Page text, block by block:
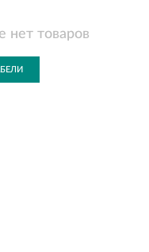
нет товаров